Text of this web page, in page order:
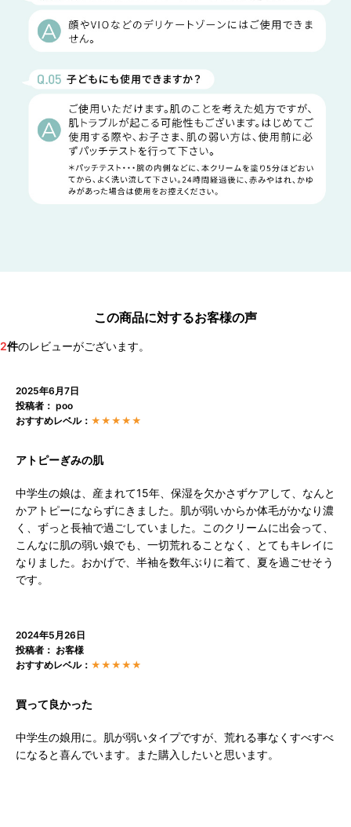
この商品に対するお客様の声
2件のレビューがございます。
2025年6月7日
投稿者： poo
おすすめレベル： ★★★★★
アトピーぎみの肌
中学生の娘は、産まれて15年、保湿を欠かさずケアして、なんと
かアトピーにならずにきました。肌が弱いからか体毛がかなり濃
く、ずっと長袖で過ごしていました。このクリームに出会って、
こんなに肌の弱い娘でも、一切荒れることなく、とてもキレイに
なりました。おかげで、半袖を数年ぶりに着て、夏を過ごせそう
です。
2024年5月26日
投稿者： お客様
おすすめレベル： ★★★★★
買って良かった
中学生の娘用に。肌が弱いタイプですが、荒れる事なくすべすべ
になると喜んでいます。また購入したいと思います。